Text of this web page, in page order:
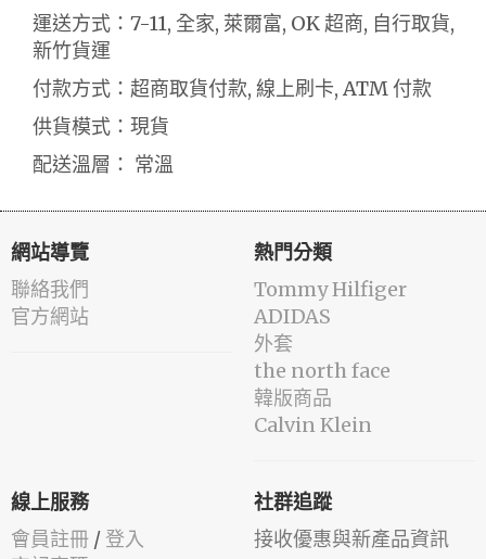
運送方式：7-11, 全家, 萊爾富, OK 超商, 自行取貨,
新竹貨運
付款方式：超商取貨付款, 線上刷卡, ATM 付款
供貨模式：現貨
配送溫層： 常溫
網站導覽
聯絡我們
官方網站
熱門分類
Tommy Hilfiger
ADIDAS
外套
the north face
韓版商品
Calvin Klein
線上服務
會員註冊 / 登入
社群追蹤
接收優惠與新產品資訊